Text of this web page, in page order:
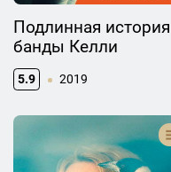
Подлинная история
банды Келли
5.9 2019